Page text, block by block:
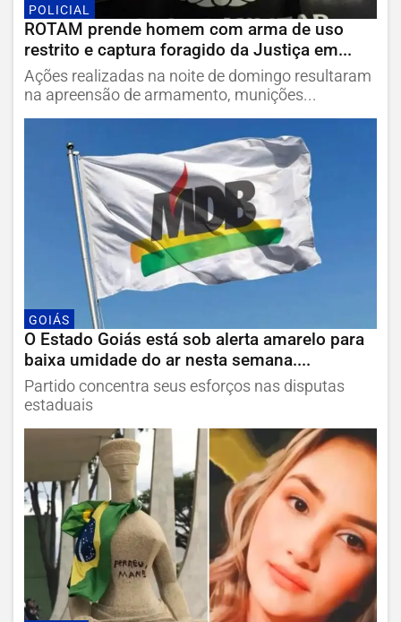
POLICIAL
ROTAM prende homem com arma de uso
restrito e captura foragido da Justiça em...
Ações realizadas na noite de domingo resultaram
na apreensão de armamento, munições...
GOIÁS
O Estado Goiás está sob alerta amarelo para
baixa umidade do ar nesta semana....
Partido concentra seus esforços nas disputas
estaduais